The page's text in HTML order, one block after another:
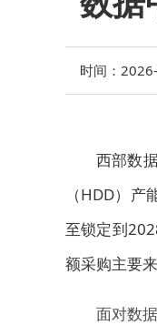
时间：
西部数
（HDD）
至锁定到
额采购主要
面对数